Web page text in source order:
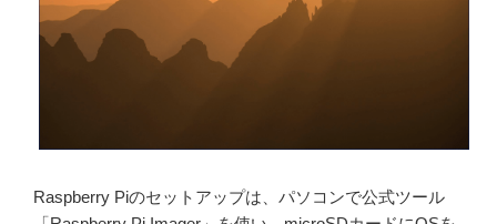
Raspberry Piのセットアップは、パソコンで公式ツール